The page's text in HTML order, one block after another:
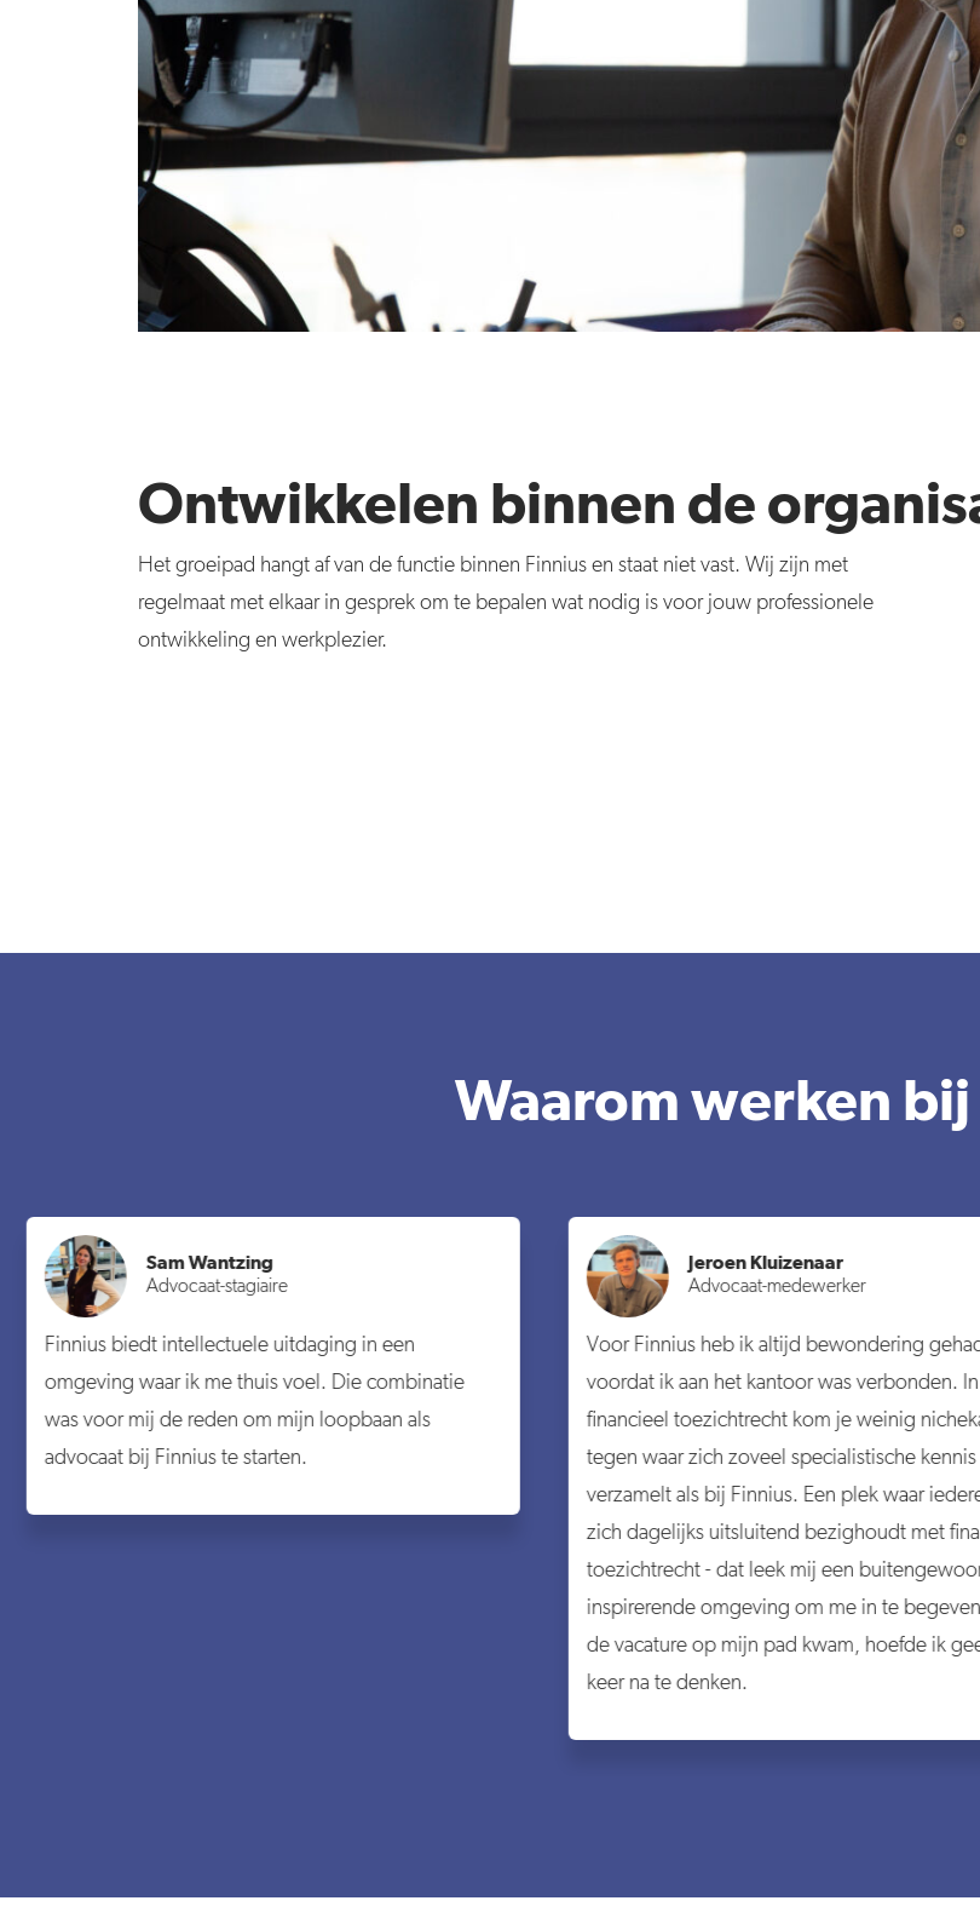
Ontwikkelen binnen de
Het groeipad hangt af van de functie binnen Finnius en staat niet vast. Wij zijn met
regelmaat met elkaar in gesprek om te bepalen wat nodig is voor jouw professionele
ontwikkeling en werkplezier.
Waarom werken bij
Sam Wantzing
Advocaat-stagiaire
Finnius biedt intellectuele uitdaging in een
omgeving waar ik me thuis voel. Die combinatie
was voor mij de reden om mijn loopbaan als
advocaat bij Finnius te starten.
Jeroen Kluizenaar
Advocaat-medewerker
Voor Finnius heb ik altijd bewondering
voordat ik aan het kantoor was verbonden.
financieel toezichtrecht kom je weinig
tegen waar zich zoveel specialistische kennis
verzamelt als bij Finnius. Een plek waar
zich dagelijks uitsluitend bezighoudt met
toezichtrecht - dat leek mij een
inspirerende omgeving om me in te
de vacature op mijn pad kwam, hoefde ik
keer na te denken.